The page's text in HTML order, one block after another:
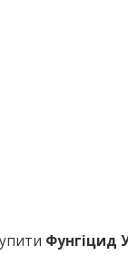
Фунгіцид